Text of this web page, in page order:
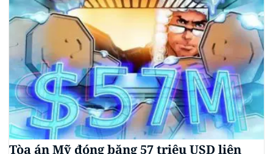
Tòa án Mỹ đóng băng 57 triệu USD liên